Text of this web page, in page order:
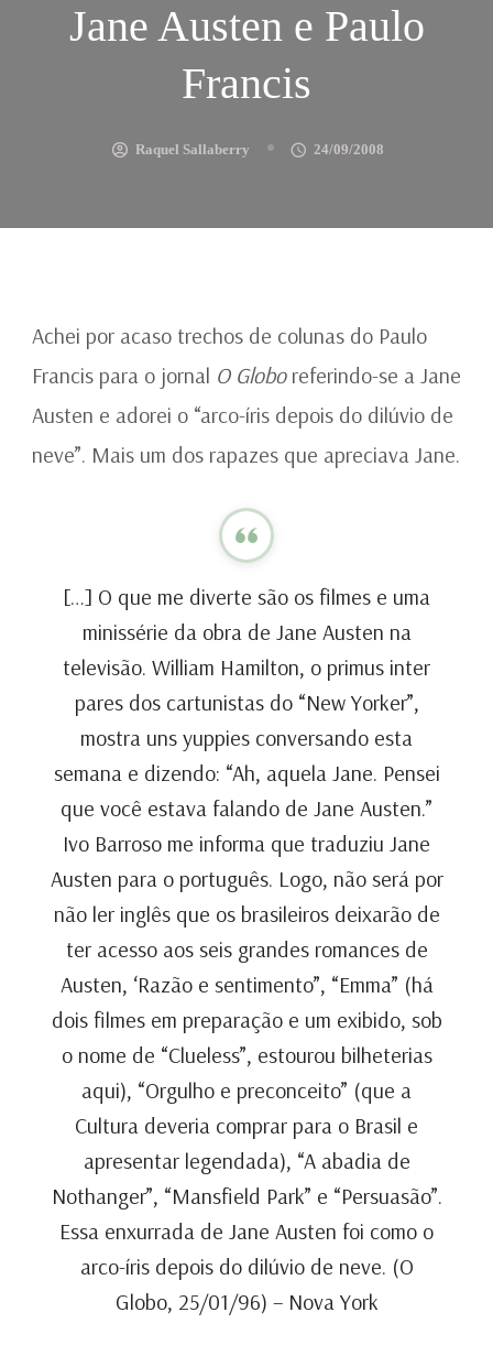
Jane Austen e Paulo
Francis
Raquel Sallaberry 24/09/2008
Achei por acaso trechos de colunas do Paulo
Francis para o jornal O Globoreferindo-se a Jane
Austen e adorei o “arco-íris depois do dilúvio de
neve”. Mais um dos rapazes que apreciava Jane.
[…] O que me diverte são os filmes e uma
minissérie da obra de Jane Austen na
televisão. William Hamilton, o primus inter
pares dos cartunistas do “New Yorker”,
mostra uns yuppies conversando esta
semana e dizendo: “Ah, aquela Jane. Pensei
que você estava falando de Jane Austen.”
Ivo Barroso me informa que traduziu Jane
Austen para o português. Logo, não será por
não ler inglês que os brasileiros deixarão de
ter acesso aos seis grandes romances de
Austen, ‘Razão e sentimento”, “Emma” (há
dois filmes em preparação e um exibido, sob
o nome de “Clueless”, estourou bilheterias
aqui), “Orgulho e preconceito” (que a
Cultura deveria comprar para o Brasil e
apresentar legendada), “A abadia de
Nothanger”, “Mansfield Park” e “Persuasão”.
Essa enxurrada de Jane Austen foi como o
arco-íris depois do dilúvio de neve. (O
Globo, 25/01/96) – Nova York